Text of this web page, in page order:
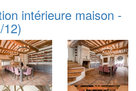
intérieure maison -
12)